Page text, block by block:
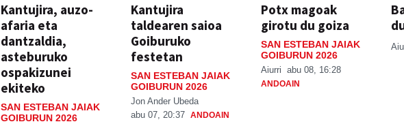
Kantujira, auzo-
afaria eta
dantzaldia,
asteburuko
ospakizunei
ekiteko
SAN ESTEBAN JAIAK
GOIBURUN 2026
Kantujira
taldearen saioa
Goiburuko
festetan
SAN ESTEBAN JAIAK
GOIBURUN 2026
Jon Ander Ubeda
abu 07, 20:37 ANDOAIN
Potx magoak
girotu du goiza
SAN ESTEBAN JAIAK
GOIBURUN 2026
Aiurri abu 08, 16:28
ANDOAIN